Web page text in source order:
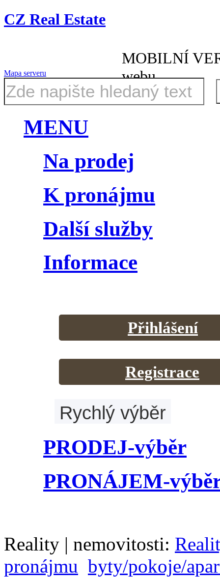
CZ Real Estate
MOBILNÍ
webu
Mapa serveru
MENU
Na prodej
K pronájmu
Další služby
Informace
Přihlášení
Registrace
PRODEJ-výběr
PRONÁJEM-
Reality | nemovitosti:
pronájmu byty/pokoje/